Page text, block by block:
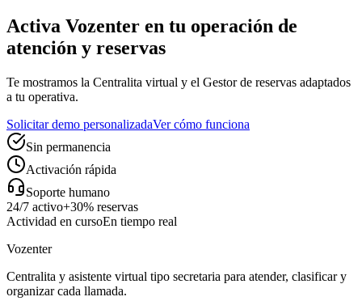
Activa Vozenter en tu operación de
atención y reservas
Te mostramos la Centralita virtual y el Gestor de reservas adaptados
a tu operativa.
Solicitar demo personalizadaVer cómo funciona
Sin permanencia
Activación rápida
Soporte humano
24/7 activo+30% reservas
Actividad en cursoEn tiempo real
Vozenter
Centralita y asistente virtual tipo secretaria para atender, clasificar y
organizar cada llamada.